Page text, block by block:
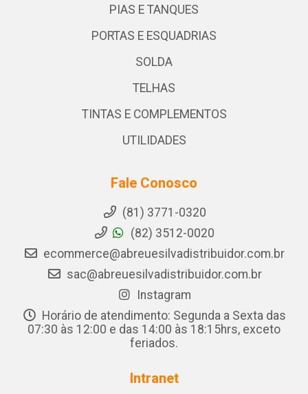
PIAS E TANQUES
PORTAS E ESQUADRIAS
SOLDA
TELHAS
TINTAS E COMPLEMENTOS
UTILIDADES
Fale Conosco
(81) 3771-0320
(82) 3512-0020
ecommerce@abreuesilvadistribuidor.com.br
sac@abreuesilvadistribuidor.com.br
Instagram
Horário de atendimento: Segunda a Sexta das
07:30 às 12:00 e das 14:00 às 18:15hrs, exceto
feriados.
Intranet